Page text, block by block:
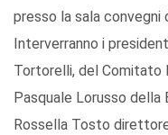
presso la sala convegni
Interverranno i
Tortorelli, del Comitato
Pasquale Lorusso
Rossella Tosto